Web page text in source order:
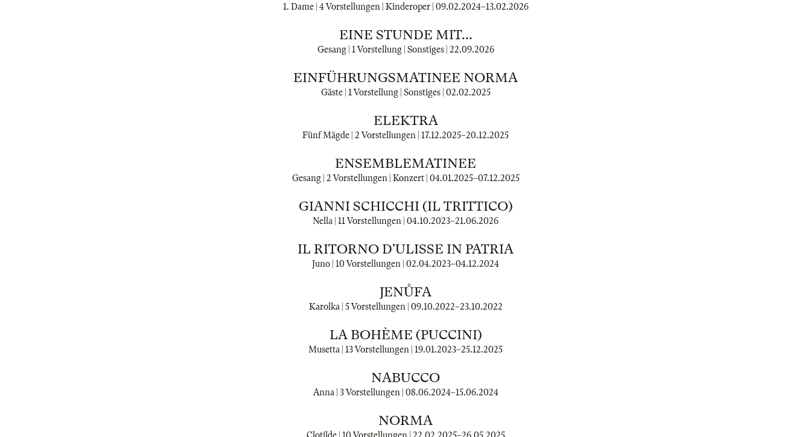
1. Dame | 4 Vorstellungen | Kinderoper | 09.02.2024–13.02.2026
EINE STUNDE MIT...
Gesang | 1 Vorstellung | Sonstiges | 22.09.2026
EINFÜHRUNGSMATINEE NORMA
Gäste | 1 Vorstellung | Sonstiges | 02.02.2025
ELEKTRA
Fünf Mägde | 2 Vorstellungen | 17.12.2025–20.12.2025
ENSEMBLEMATINEE
Gesang | 2 Vorstellungen | Konzert | 04.01.2025–07.12.2025
GIANNI SCHICCHI (IL TRITTICO)
Nella | 11 Vorstellungen | 04.10.2023–21.06.2026
IL RITORNO D'ULISSE IN PATRIA
Juno | 10 Vorstellungen | 02.04.2023–04.12.2024
JENŮFA
Karolka | 5 Vorstellungen | 09.10.2022–23.10.2022
LA BOHÈME (PUCCINI)
Musetta | 13 Vorstellungen | 19.01.2023–25.12.2025
NABUCCO
Anna | 3 Vorstellungen | 08.06.2024–15.06.2024
NORMA